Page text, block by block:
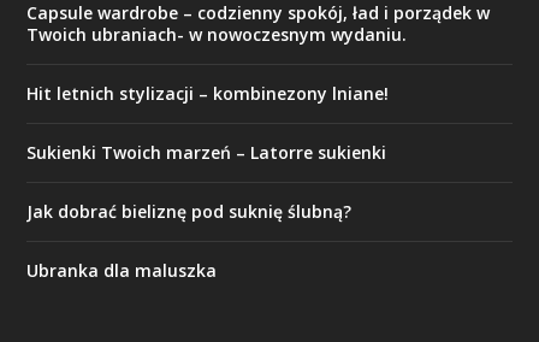
Capsule wardrobe – codzienny spokój, ład i porządek w
Twoich ubraniach- w nowoczesnym wydaniu.
Hit letnich stylizacji – kombinezony lniane!
Sukienki Twoich marzeń – Latorre sukienki
Jak dobrać bieliznę pod suknię ślubną?
Ubranka dla maluszka